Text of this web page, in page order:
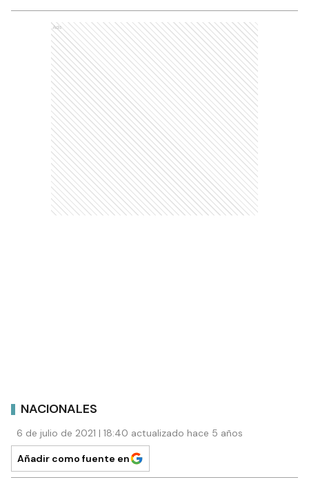
Ads
NACIONALES
6 de julio de 2021 | 18:40 actualizado hace 5 años
Añadir como fuente en